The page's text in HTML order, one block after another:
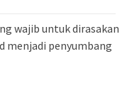
wajib untuk dirasakan
menjadi penyumbang